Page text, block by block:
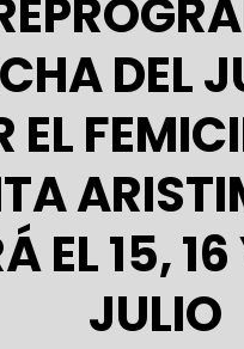
DEL
EL
EL 15, 16
JULIO